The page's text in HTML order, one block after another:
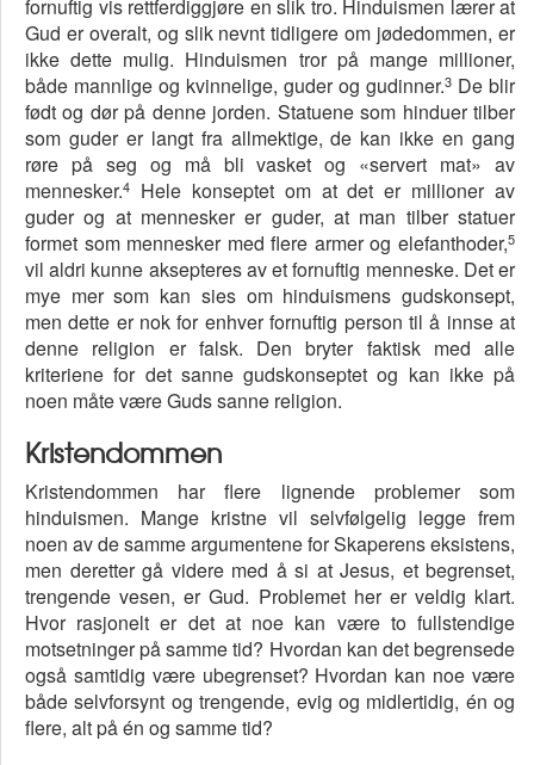
fornuftig vis rettferdiggjøre en slik tro. Hinduismen lærer at
Gud er overalt, og slik nevnt tidligere om jødedommen, er
ikke dette mulig. Hinduismen tror på mange millioner,
både mannlige og kvinnelige, guder og gudinner.3 De blir
født og dør på denne jorden. Statuene som hinduer tilber
som guder er langt fra allmektige, de kan ikke en gang
røre på seg og må bli vasket og «servert mat» av
mennesker.4
Hele konseptet om at det er millioner av
guder og at mennesker er guder, at man tilber statuer
formet som mennesker med flere armer og elefanthoder,5
vil aldri kunne aksepteres av et fornuftig menneske. Det er
mye mer som kan sies om hinduismens gudskonsept,
men dette er nok for enhver fornuftig person til å innse at
denne religion er falsk. Den bryter faktisk med alle
kriteriene for det sanne gudskonseptet og kan ikke på
noen måte være Guds sanne religion.
Kristendommen
Kristendommen har flere lignende problemer som
hinduismen. Mange kristne vil selvfølgelig legge frem
noen av de samme argumentene for Skaperens eksistens,
men deretter gå videre med å si at Jesus, et begrenset,
trengende vesen, er Gud. Problemet her er veldig klart.
Hvor rasjonelt er det at noe kan være to fullstendige
motsetninger på samme tid? Hvordan kan det begrensede
også samtidig være ubegrenset? Hvordan kan noe være
både selvforsynt og trengende, evig og midlertidig, én og
flere, alt på én og samme tid?